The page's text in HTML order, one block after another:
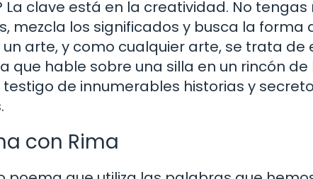
clave está en la creatividad. No
mezcla los significados y busca la forma
arte, y como cualquier arte, se trata de
que hable sobre una silla en un rincón
de innumerables historias y
con Rima